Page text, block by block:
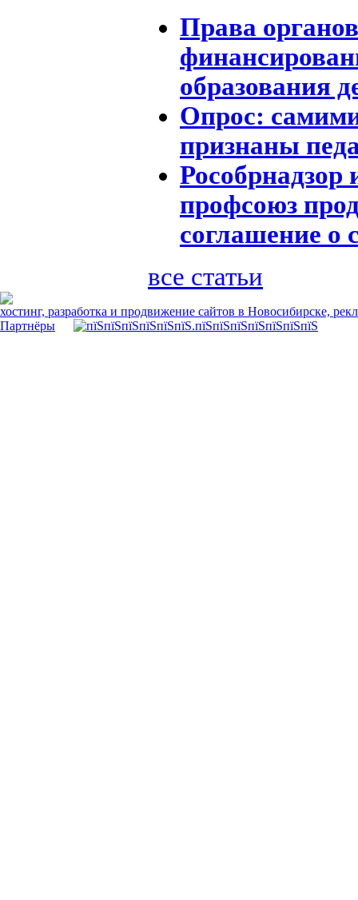
Права
образования
Опрос:
признаны
профсоюз
соглашение о
все статьи
хостинг, разработка и продвижение сайтов в Новосибирске,
Партнёры